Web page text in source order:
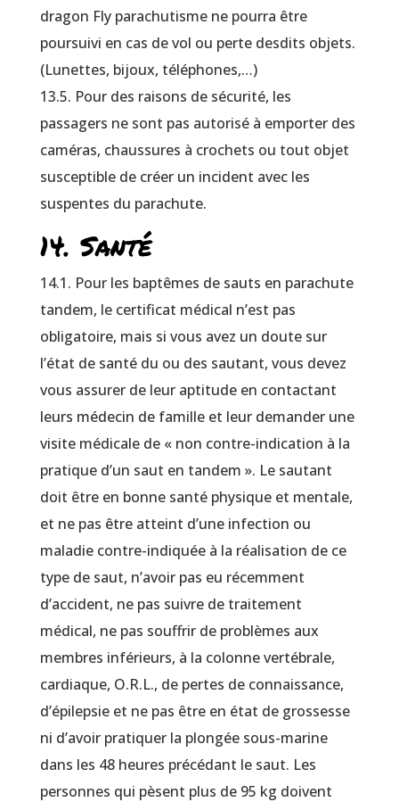
dragon Fly parachutisme ne pourra être
poursuivi en cas de vol ou perte desdits objets.
(Lunettes, bijoux, téléphones,…)
13.5. Pour des raisons de sécurité, les
passagers ne sont pas autorisé à emporter des
caméras, chaussures à crochets ou tout objet
susceptible de créer un incident avec les
suspentes du parachute.
14. Santé
14.1. Pour les baptêmes de sauts en parachute
tandem, le certificat médical n’est pas
obligatoire, mais si vous avez un doute sur
l’état de santé du ou des sautant, vous devez
vous assurer de leur aptitude en contactant
leurs médecin de famille et leur demander une
visite médicale de « non contre-indication à la
pratique d’un saut en tandem ». Le sautant
doit être en bonne santé physique et mentale,
et ne pas être atteint d’une infection ou
maladie contre-indiquée à la réalisation de ce
type de saut, n’avoir pas eu récemment
d’accident, ne pas suivre de traitement
médical, ne pas souffrir de problèmes aux
membres inférieurs, à la colonne vertébrale,
cardiaque, O.R.L., de pertes de connaissance,
d’épilepsie et ne pas être en état de grossesse
ni d’avoir pratiquer la plongée sous-marine
dans les 48 heures précédant le saut. Les
personnes qui pèsent plus de 95 kg doivent